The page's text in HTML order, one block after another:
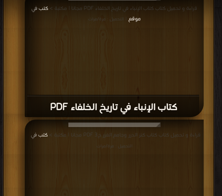
كتاب الإنباء في تاريخ الخلفاء PDF
قراءة و تحميل كتاب كتاب الإنباء في تاريخ الخلفاء PDF مجانا | مكتبة >
كتب في
موقع
| التحميل : مرة/مرات
قراءة و تحميل كتاب كتاب كنز الدرر وجامع الغرر ج3 PDF مجانا | مكتبة > كتب في
التحميل : مرة/مرات